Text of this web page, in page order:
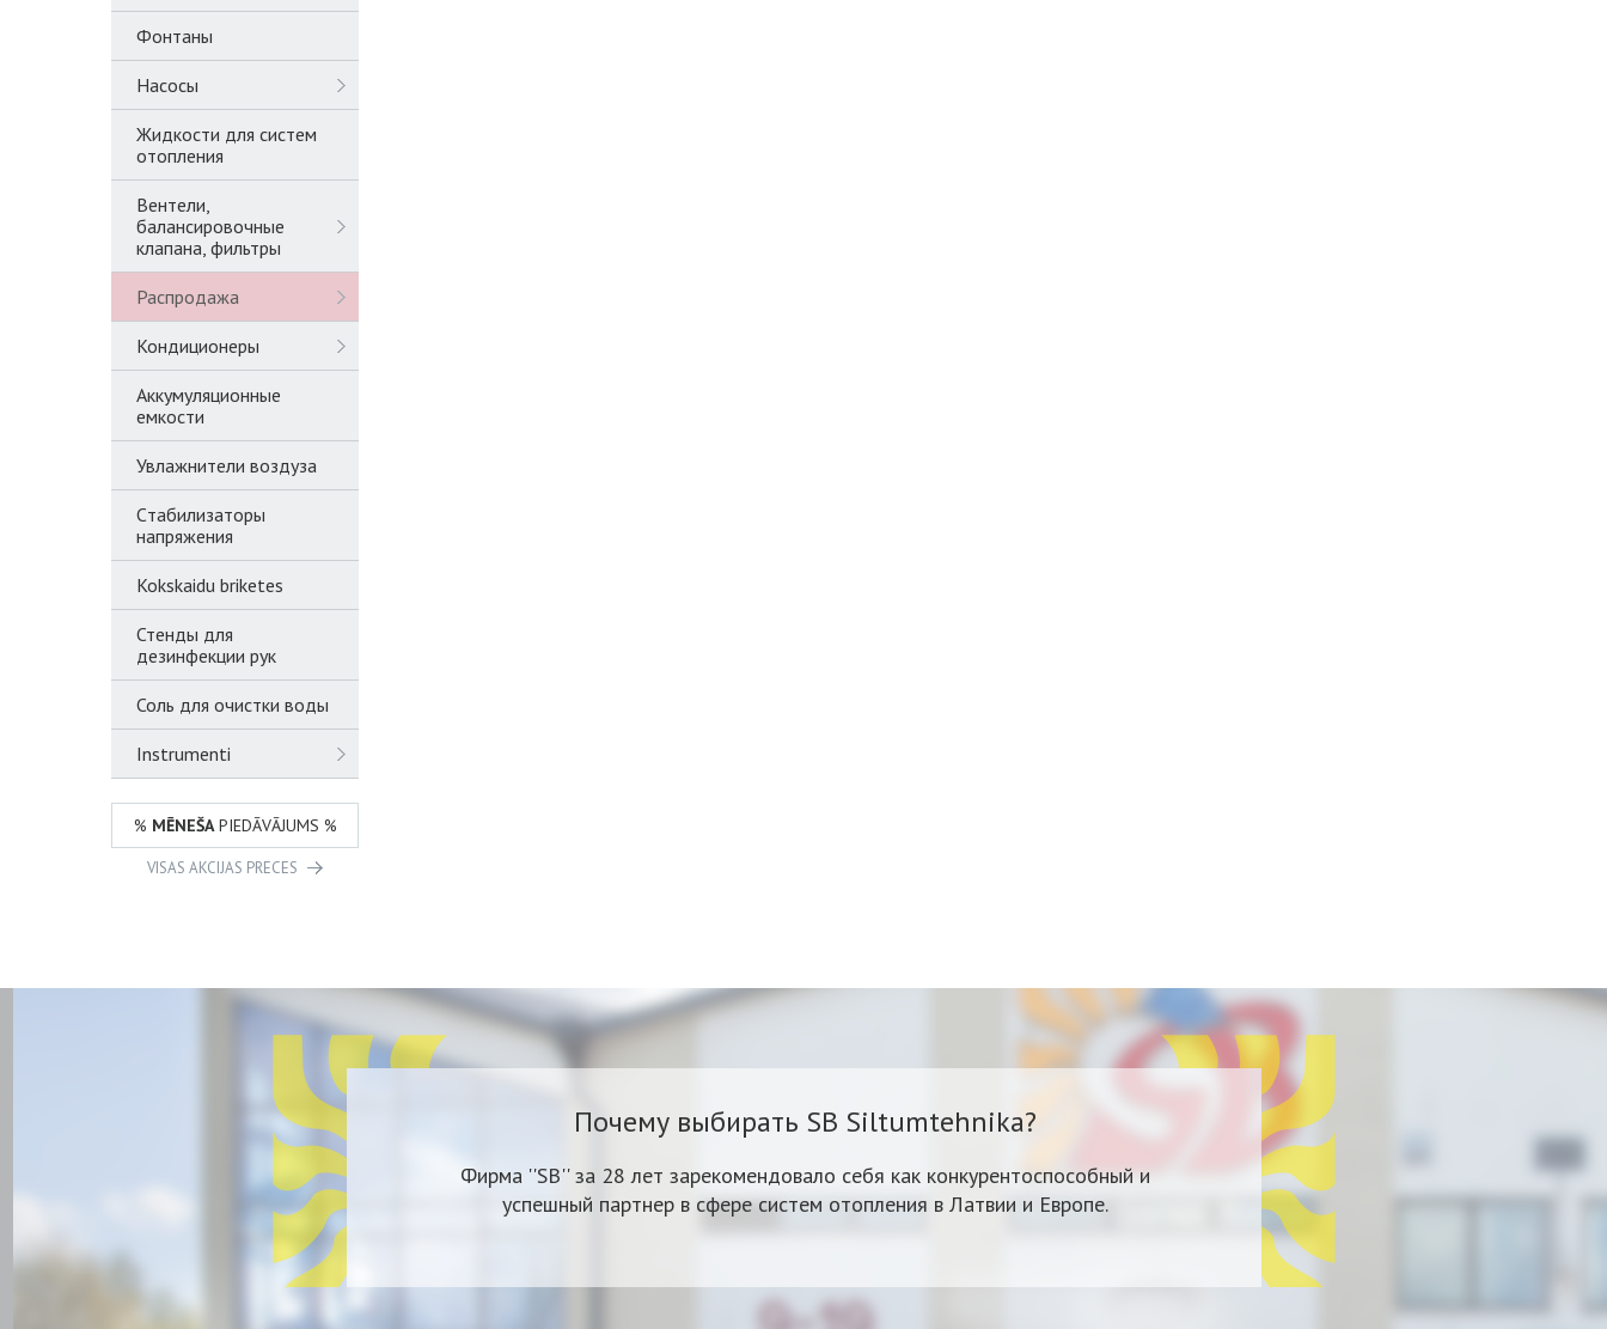
Фонтаны
Насосы
Жидкости для систем
отопления
Вентели,
балансировочные
клапана, фильтры
Распродажа
Кондиционеры
Аккумуляционные
емкости
Увлажнители воздуза
Cтабилизаторы
напряжения
Kokskaidu briketes
Стенды для
дезинфекции рук
Соль для очистки воды
Instrumenti
% MĒNEŠAPIEDĀVĀJUMS %
VISAS AKCIJAS PRECES
Почему выбирать SB Siltumtehnika?
Фирма ''SB'' за 28 лет зарекомендовало себя как конкурентоспособный и
успешный партнер в сфере систем отопления в Латвии и Европе.